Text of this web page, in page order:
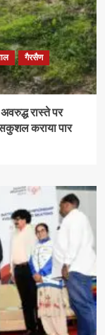
गैरसैण
रास्ते पर
कराया पार